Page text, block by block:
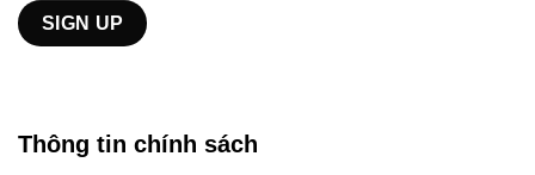
Thông tin chính sách